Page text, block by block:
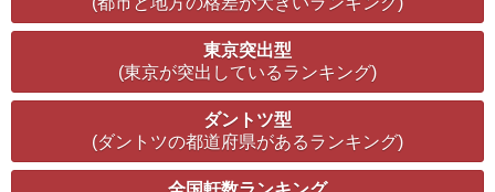
東京突出型
(東京が突出しているランキング)
ダントツ型
(ダントツの都道府県があるランキング)